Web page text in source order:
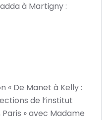
à Martigny :
« De Manet à Kelly :
de l’institut
» avec Madame